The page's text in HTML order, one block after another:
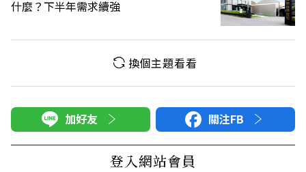
什麼？下半年需求續強
換個主題看看
加好友 關注FB
登入網站會員